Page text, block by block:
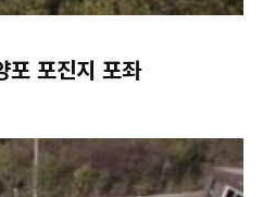
포 포진지 포좌